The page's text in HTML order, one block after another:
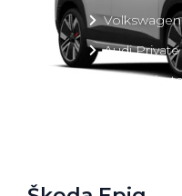
Audi
SEAT